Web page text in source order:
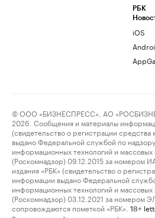
РБК
iOS
© ООО «БИЗНЕСПРЕСС», АО
2026. Сообщения и материалы
(свидетельство о регистрации
выдано Федеральной службой по
информационных технологий и
(Роскомнадзор) 09.12.2015 за номером
издания «РБК» (свидетельство о
информации выдано Федеральной
информационных технологий и
(Роскомнадзор) 03.12.2021 за номером
сопровождаются пометкой «РБК».
18+